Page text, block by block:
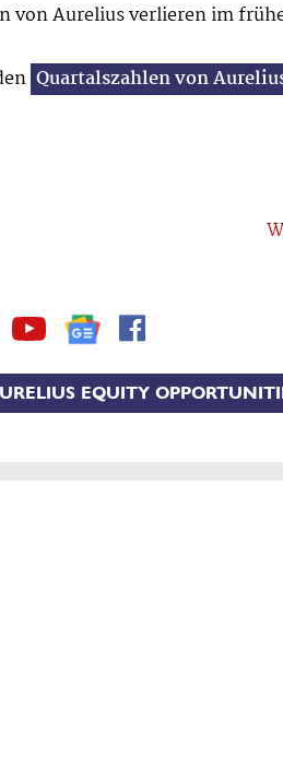
von Aurelius verlieren im
Quartalszahlen von
EQUITY